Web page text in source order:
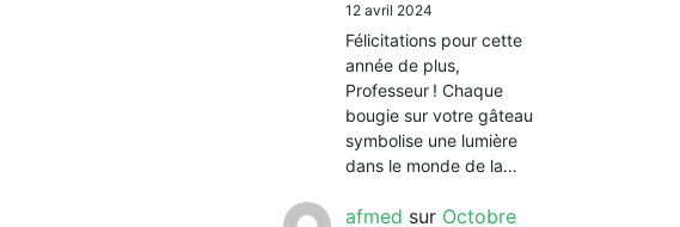
12 avril 2024
Félicitations pour cette
année de plus,
Professeur ! Chaque
bougie sur votre gâteau
symbolise une lumière
dans le monde de la…
afmed sur Octobre